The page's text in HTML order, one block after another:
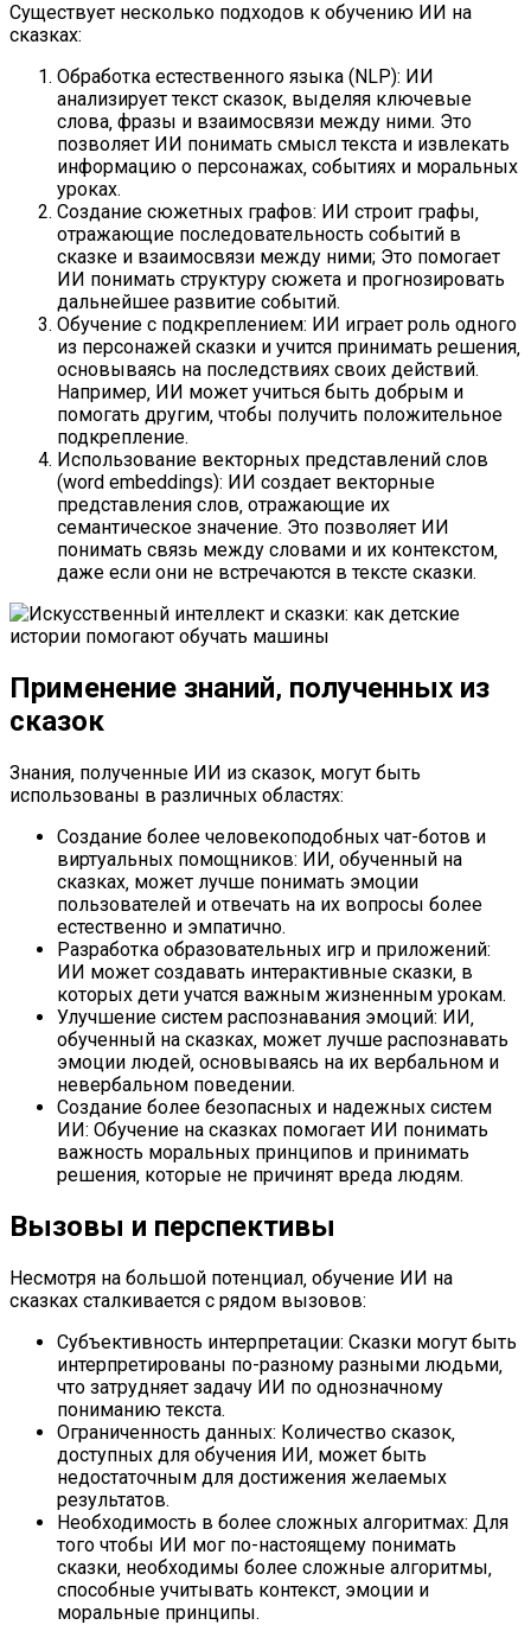
Существует несколько подходов к обучению ИИ на
сказках:
Обработка естественного языка (NLP): ИИ
анализирует текст сказок‚ выделяя ключевые
слова‚ фразы и взаимосвязи между ними. Это
позволяет ИИ понимать смысл текста и извлекать
информацию о персонажах‚ событиях и моральных
уроках.
Создание сюжетных графов: ИИ строит графы‚
отражающие последовательность событий в
сказке и взаимосвязи между ними; Это помогает
ИИ понимать структуру сюжета и прогнозировать
дальнейшее развитие событий.
Обучение с подкреплением: ИИ играет роль одного
из персонажей сказки и учится принимать решения‚
основываясь на последствиях своих действий.
Например‚ ИИ может учиться быть добрым и
помогать другим‚ чтобы получить положительное
подкрепление.
Использование векторных представлений слов
(word embeddings): ИИ создает векторные
представления слов‚ отражающие их
семантическое значение. Это позволяет ИИ
понимать связь между словами и их контекстом‚
даже если они не встречаются в тексте сказки.
Применение знаний‚ полученных из
сказок
Знания‚ полученные ИИ из сказок‚ могут быть
использованы в различных областях:
Создание более человекоподобных чат-ботов и
виртуальных помощников: ИИ‚ обученный на
сказках‚ может лучше понимать эмоции
пользователей и отвечать на их вопросы более
естественно и эмпатично.
Разработка образовательных игр и приложений:
ИИ может создавать интерактивные сказки‚ в
которых дети учатся важным жизненным урокам.
Улучшение систем распознавания эмоций: ИИ‚
обученный на сказках‚ может лучше распознавать
эмоции людей‚ основываясь на их вербальном и
невербальном поведении.
Создание более безопасных и надежных систем
ИИ: Обучение на сказках помогает ИИ понимать
важность моральных принципов и принимать
решения‚ которые не причинят вреда людям.
Вызовы и перспективы
Несмотря на большой потенциал‚ обучение ИИ на
сказках сталкивается с рядом вызовов:
Субъективность интерпретации: Сказки могут быть
интерпретированы по-разному разными людьми‚
что затрудняет задачу ИИ по однозначному
пониманию текста.
Ограниченность данных: Количество сказок‚
доступных для обучения ИИ‚ может быть
недостаточным для достижения желаемых
результатов.
Необходимость в более сложных алгоритмах: Для
того чтобы ИИ мог по-настоящему понимать
сказки‚ необходимы более сложные алгоритмы‚
способные учитывать контекст‚ эмоции и
моральные принципы.